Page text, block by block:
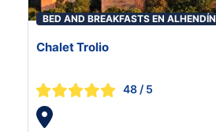
BED AND BREAKFASTS EN ALHENDÍN
Chalet Trolio
48 / 5